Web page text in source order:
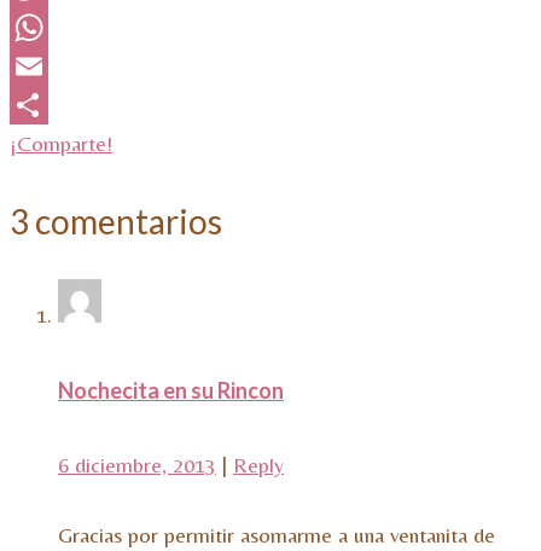
Twitter
WhatsApp
Email
¡Comparte!
3 comentarios
Nochecita en su Rincon
6 diciembre, 2013 | Reply
Gracias por permitir asomarme a una ventanita de